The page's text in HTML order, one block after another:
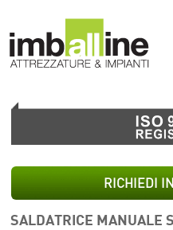
RICHIEDI
SALDATRICE MANUALE